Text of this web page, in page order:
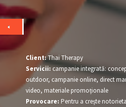
Client:Thai Therapy
Servicii:campanie integrată:
outdoor, campanie online, direct
video, materiale promoționale
Provocare: Pentru a crește